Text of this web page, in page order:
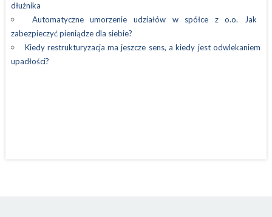
dłużnika
Automatyczne umorzenie udziałów w spółce z o.o. Jak
zabezpieczyć pieniądze dla siebie?
Kiedy restrukturyzacja ma jeszcze sens, a kiedy jest odwlekaniem
upadłości?